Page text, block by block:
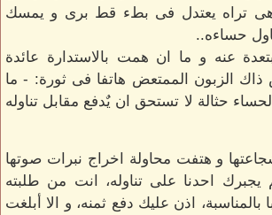
هى تراه يعتدل فى بطء قط برى و يمسك
حساءه..
عنه و ما ان همت بالاستدارة عائدة
الزبون الممتعض هاتفا فى ثورة: - ما
حثالة لا تستحق ان يٌدفع مقابل تناوله
و هتفت محاولة اخراج نبرات صوتها
يجبرك احدنا على تناوله، انت من طلبته
بالمناسبة، اذن عليك دفع ثمنه، و الا أبلغت